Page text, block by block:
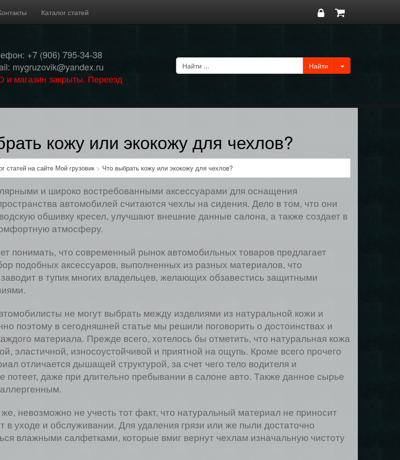
Каталог статей
+7 (906) 795-34-38
mygruzovik@yandex.ru
и магазин закрыты. Переезд
кожу или экокожу для чехлов?
статей на сайте Мой грузовик> Что выбрать кожу или экокожу для чехлов?
и широко востребованными аксессуарами для оснащения
автомобилей считаются чехлы на сидения. Дело в том, что они
обшивку кресел, улучшают внешние данные салона, а также создает в
атмосферу.
понимать, что современный рынок автомобильных товаров предлагает
подобных аксессуаров, выполненных из разных материалов, что
в тупик многих владельцев, желающих обзавестись защитными
не могут выбрать между изделиями из натуральной кожи и
поэтому в сегодняшней статье мы решили поговорить о достоинствах и
материала. Прежде всего, хотелось бы отметить, что натуральная кожа
эластичной, износоустойчивой и приятной на ощупь. Кроме всего прочего
отличается дышащей структурой, за счет чего тело водителя и
потеет, даже при длительно пребывании в салоне авто. Также данное сырье
невозможно не учесть тот факт, что натуральный материал не приносит
в уходе и обслуживании. Для удаления грязи или же пыли достаточно
влажными салфетками, которые вмиг вернут чехлам изначальную чистоту